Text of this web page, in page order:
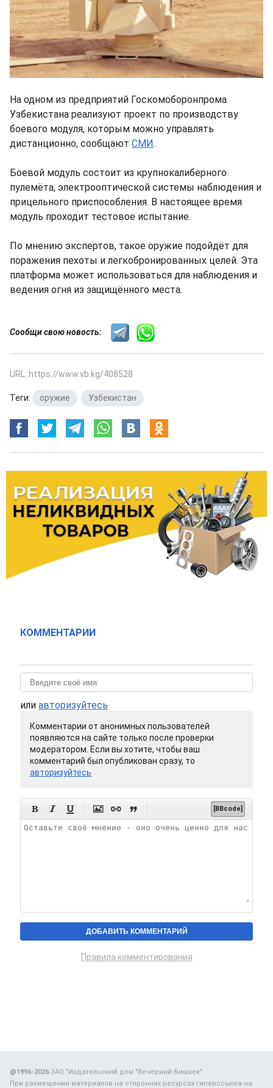
На одном из предприятий Госкомоборонпрома
Узбекистана реализуют проект по производству
боевого модуля, которым можно управлять
дистанционно, сообщают СМИ.
Боевой модуль состоит из крупнокалиберного
пулемёта, электрооптической системы наблюдения и
прицельного приспособления. В настоящее время
модуль проходит тестовое испытание.
По мнению экспертов, такое оружие подойдёт для
поражения пехоты и легкобронированных целей. Эта
платформа может использоваться для наблюдения и
ведения огня из защищённого места.
Сообщи свою новость:
URL: https://www.vb.kg/408528
Теги: оружие Узбекистан
КОММЕНТАРИИ
или авторизуйтесь
Комментарии от анонимных пользователей
появляются на сайте только после проверки
модератором. Если вы хотите, чтобы ваш
комментарий был опубликован сразу, то
авторизуйтесь
      [BBcode]
Правила комментирования
@1996-2026ЗАО "Издательский дом "Вечерний Бишкек"
При размещении материалов на сторонних ресурсах гиперссылка на